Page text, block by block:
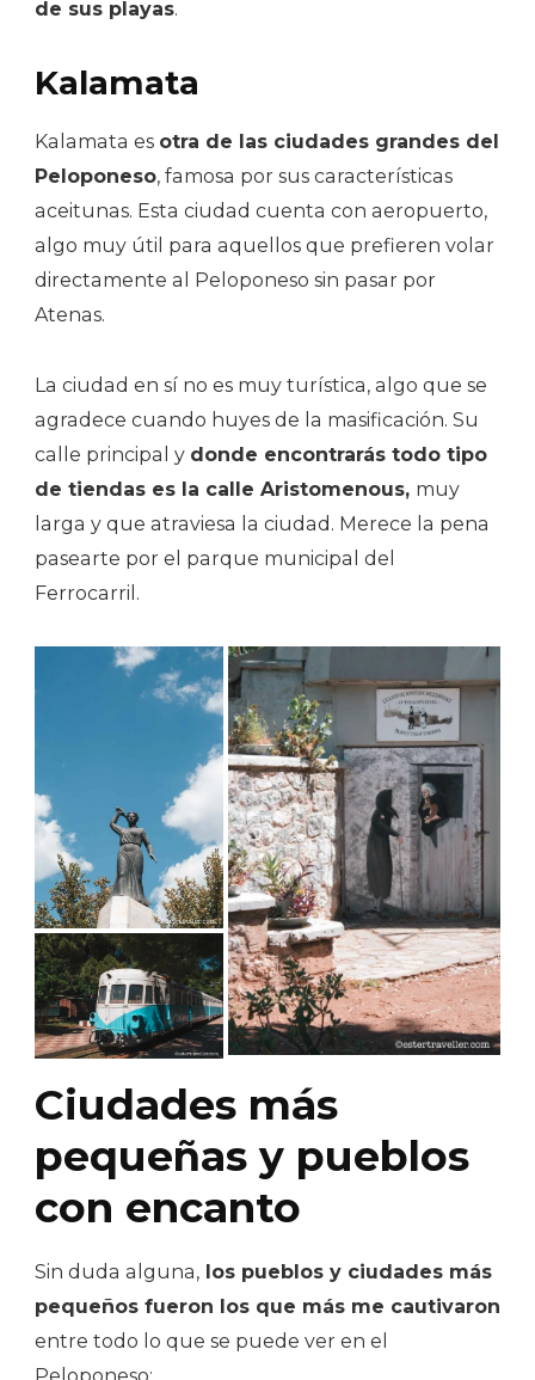
de sus playas.
Kalamata
Kalamata es otra de las ciudades grandes del
Peloponeso, famosa por sus características
aceitunas. Esta ciudad cuenta con aeropuerto,
algo muy útil para aquellos que prefieren volar
directamente al Peloponeso sin pasar por
Atenas.
La ciudad en sí no es muy turística, algo que se
agradece cuando huyes de la masificación. Su
calle principal y donde encontrarás todo tipo
de tiendas es la calle Aristomenous, muy
larga y que atraviesa la ciudad. Merece la pena
pasearte por el parque municipal del
Ferrocarril.
Ciudades más
pequeñas y pueblos
con encanto
Sin duda alguna, los pueblos y ciudades más
pequeños fueron los que más me cautivaron
entre todo lo que se puede ver en el
Peloponeso: